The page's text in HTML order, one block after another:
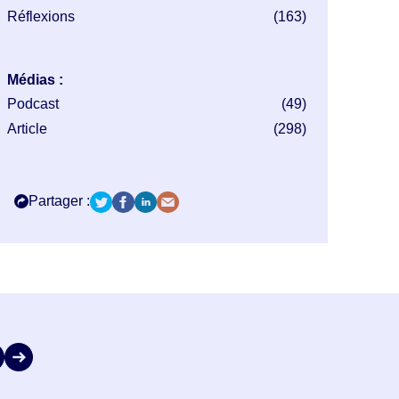
Réflexions
(163)
Médias :
Podcast
(49)
Article
(298)
Partager :